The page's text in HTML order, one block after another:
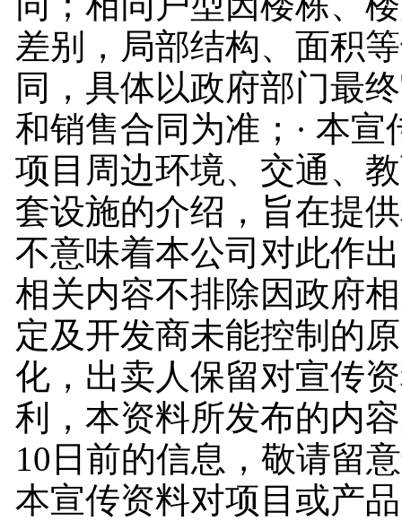
差别，局部结构、面积
同，具体以政府部门最
和销售合同为准；· 本宣
项目周边环境、交通、
套设施的介绍，旨在提
不意味着本公司对此作
相关内容不排除因政府
定及开发商未能控制的
化，出卖人保留对宣传
利，本资料所发布的内
10日前的信息，敬请留
本宣传资料对项目或产